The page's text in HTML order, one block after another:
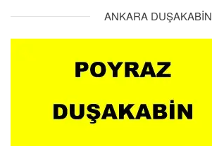
ANKARA DUŞAKABİN